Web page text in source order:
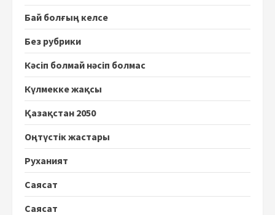
Бай болғың келсе
Без рубрики
Кәсіп болмай нәсіп болмас
Күлмекке жақсы
Қазақстан 2050
Оңтүстік жастары
Руханият
Саясат
Саясат